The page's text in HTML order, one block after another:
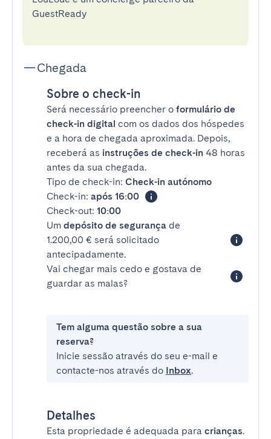
GuestReady
Chegada
Sobre o check-in
Será necessário preencher o formulário de
check-in digital com os dados dos hóspedes
e a hora de chegada aproximada. Depois,
receberá as instruções de check-in 48 horas
antes da sua chegada.
Tipo de check-in: Check-in autónomo
Check-in: após 16:00
Check-out: 10:00
Um depósito de segurança de
1.200,00 € será solicitado
antecipadamente.
Vai chegar mais cedo e gostava de
guardar as malas?
Tem alguma questão sobre a sua
reserva?
Inicie sessão através do seu e-mail e
contacte-nos através do Inbox.
Detalhes
Esta propriedade é adequada para crianças.